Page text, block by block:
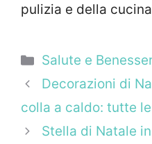
pulizia e della
Categorie
Salute e
Decorazioni di
colla a caldo: tutte
Stella di Natale